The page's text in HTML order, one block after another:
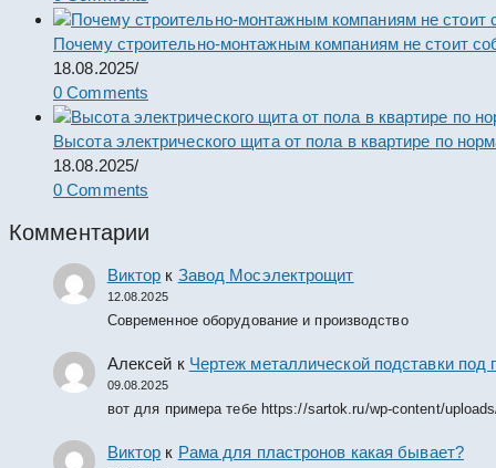
Почему строительно-монтажным компаниям не стоит
18.08.2025/
0 Comments
Высота электрического щита от пола в квартире по
18.08.2025/
0 Comments
Комментарии
Виктор к Завод Мосэлектрощит
12.08.2025
Современное оборудование и производство
Алексей к Чертеж металлической подставки
09.08.2025
вот для примера тебе https://sartok.ru/wp-content/
Виктор к Рама для пластронов какая бывает?